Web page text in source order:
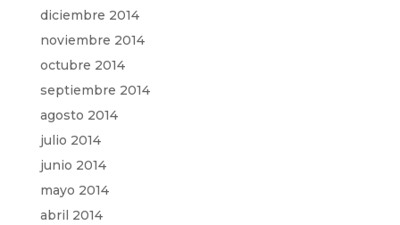
diciembre 2014
noviembre 2014
octubre 2014
septiembre 2014
agosto 2014
julio 2014
junio 2014
mayo 2014
abril 2014